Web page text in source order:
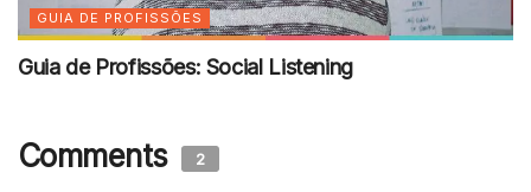
GUIA DE PROFISSÕES
Guia de Profissões: Social Listening
Comments 2